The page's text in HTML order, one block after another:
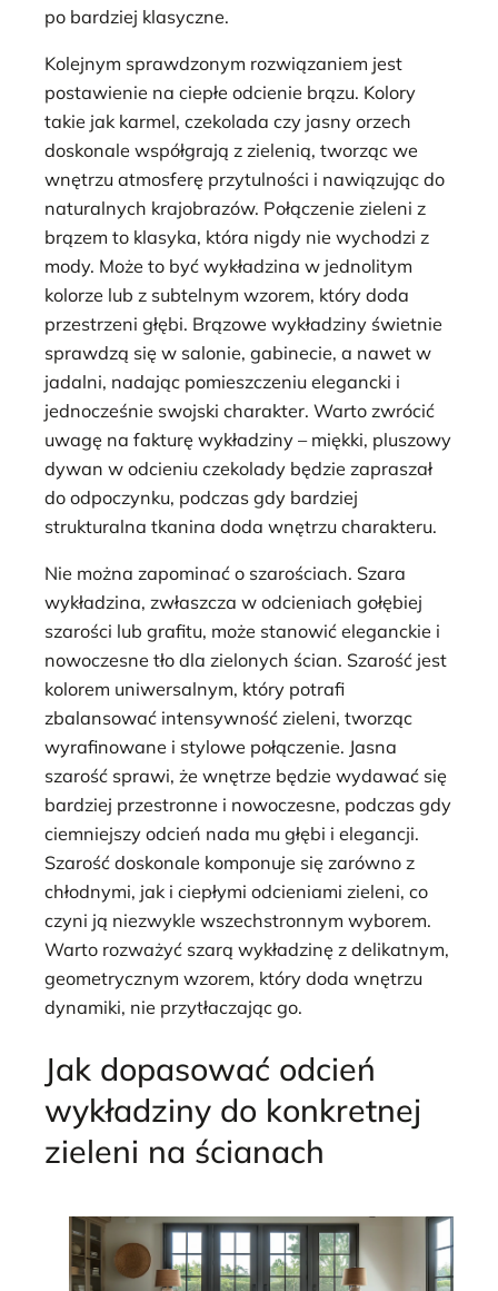
po bardziej klasyczne.
Kolejnym sprawdzonym rozwiązaniem jest
postawienie na ciepłe odcienie brązu. Kolory
takie jak karmel, czekolada czy jasny orzech
doskonale współgrają z zielenią, tworząc we
wnętrzu atmosferę przytulności i nawiązując do
naturalnych krajobrazów. Połączenie zieleni z
brązem to klasyka, która nigdy nie wychodzi z
mody. Może to być wykładzina w jednolitym
kolorze lub z subtelnym wzorem, który doda
przestrzeni głębi. Brązowe wykładziny świetnie
sprawdzą się w salonie, gabinecie, a nawet w
jadalni, nadając pomieszczeniu elegancki i
jednocześnie swojski charakter. Warto zwrócić
uwagę na fakturę wykładziny – miękki, pluszowy
dywan w odcieniu czekolady będzie zapraszał
do odpoczynku, podczas gdy bardziej
strukturalna tkanina doda wnętrzu charakteru.
Nie można zapominać o szarościach. Szara
wykładzina, zwłaszcza w odcieniach gołębiej
szarości lub grafitu, może stanowić eleganckie i
nowoczesne tło dla zielonych ścian. Szarość jest
kolorem uniwersalnym, który potrafi
zbalansować intensywność zieleni, tworząc
wyrafinowane i stylowe połączenie. Jasna
szarość sprawi, że wnętrze będzie wydawać się
bardziej przestronne i nowoczesne, podczas gdy
ciemniejszy odcień nada mu głębi i elegancji.
Szarość doskonale komponuje się zarówno z
chłodnymi, jak i ciepłymi odcieniami zieleni, co
czyni ją niezwykle wszechstronnym wyborem.
Warto rozważyć szarą wykładzinę z delikatnym,
geometrycznym wzorem, który doda wnętrzu
dynamiki, nie przytłaczając go.
Jak dopasować odcień
wykładziny do konkretnej
zieleni na ścianach